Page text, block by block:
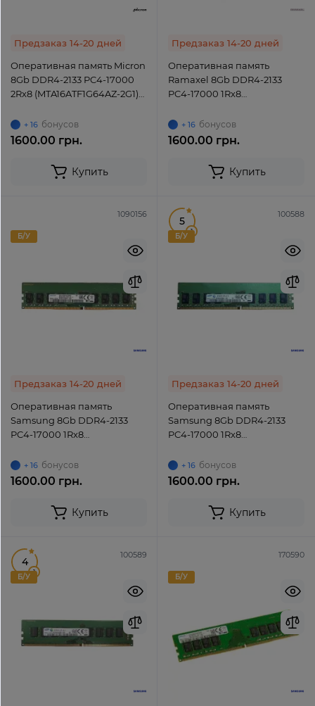
Предзаказ 14-20 дней
Оперативная память Micron
8Gb DDR4-2133 PC4-17000
2Rx8 (MTA16ATF1G64AZ-2G1)
+ 16 бонусов
1600.00 грн.
Купить
Предзаказ 14-20 дней
Оперативная память
Ramaxel 8Gb DDR4-2133
PC4-17000 1Rx8
UDIMM Non-ECC Unbuffered
+ 16 бонусов
1600.00 грн.
Купить
1090156
Б/У
Предзаказ 14-20 дней
Оперативная память
Samsung 8Gb DDR4-2133
PC4-17000 1Rx8
Non-ECC Unbuffered
+ 16 бонусов
1600.00 грн.
Купить
100588
Б/У
5
1
Предзаказ 14-20 дней
Оперативная память
Samsung 8Gb DDR4-2133
PC4-17000 1Rx8
Non-ECC Unbuffered
+ 16 бонусов
1600.00 грн.
Купить
100589
Б/У
4
1
170590
Б/У